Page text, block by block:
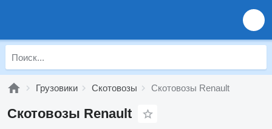
Грузовики Скотовозы Скотовозы Renault
Скотовозы Renault